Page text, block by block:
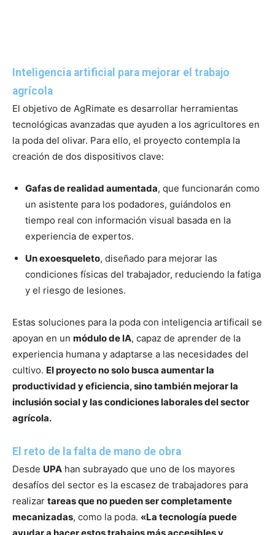
Inteligencia artificial para mejorar el trabajo
agrícola
El objetivo de AgRimate es desarrollar herramientas
tecnológicas avanzadas que ayuden a los agricultores en
la poda del olivar. Para ello, el proyecto contempla la
creación de dos dispositivos clave:
Gafas de realidad aumentada, que funcionarán como
un asistente para los podadores, guiándolos en
tiempo real con información visual basada en la
experiencia de expertos.
Un exoesqueleto, diseñado para mejorar las
condiciones físicas del trabajador, reduciendo la fatiga
y el riesgo de lesiones.
Estas soluciones para la poda con inteligencia artificail se
apoyan en un módulo de IA, capaz de aprender de la
experiencia humana y adaptarse a las necesidades del
cultivo. El proyecto no solo busca aumentar la
productividad y eficiencia, sino también mejorar la
inclusión social y las condiciones laborales del sector
agrícola.
El reto de la falta de mano de obra
Desde UPA han subrayado que uno de los mayores
desafíos del sector es la escasez de trabajadores para
realizar tareas que no pueden ser completamente
mecanizadas, como la poda. «La tecnología puede